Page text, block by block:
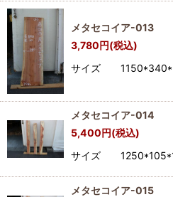
メタセコイア-013
3,780円(税込)
サイズ
メタセコイア-014
5,400円(税込)
サイズ
メタセコイア-015